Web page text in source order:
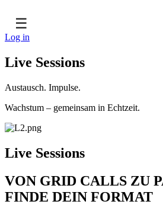
☰
Log in
Live Sessions
Austausch. Impulse.
Wachstum – gemeinsam in Echtzeit.
Live Sessions
VON GRID CALLS ZU
FINDE DEIN FORMAT